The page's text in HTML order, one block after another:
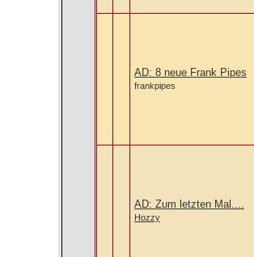
AD: 8 neue Frank Pipes
frankpipes
AD: Zum letzten Mal....
Hozzy